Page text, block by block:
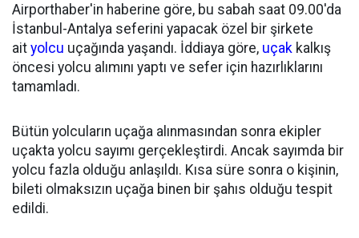
Airporthaber'in haberine göre, bu sabah saat 09.00'da
İstanbul-Antalya seferini yapacak özel bir şirkete
ait yolcu uçağında yaşandı. İddiaya göre, uçak kalkış
öncesi yolcu alımını yaptı ve sefer için hazırlıklarını
tamamladı.
Bütün yolcuların uçağa alınmasından sonra ekipler
uçakta yolcu sayımı gerçekleştirdi. Ancak sayımda bir
yolcu fazla olduğu anlaşıldı. Kısa süre sonra o kişinin,
bileti olmaksızın uçağa binen bir şahıs olduğu tespit
edildi.